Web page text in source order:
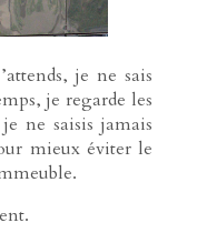
je ne sais
je regarde les
ne saisis jamais
mieux éviter le